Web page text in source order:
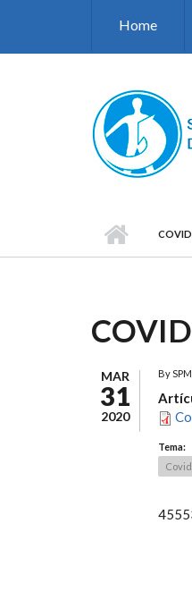
Home
MAR
31
2020
By
Tema: